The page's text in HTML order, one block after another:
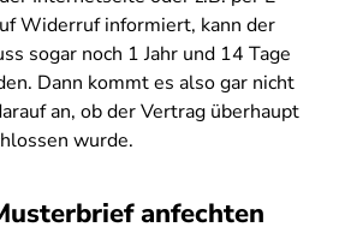
Widerruf informiert, kann der
sogar noch 1 Jahr und 14 Tage
Dann kommt es also gar nicht
an, ob der Vertrag überhaupt
wurde.
anfechten